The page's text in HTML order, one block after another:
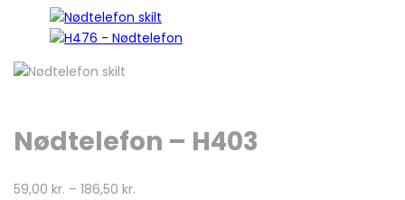
Nødtelefon – H403
59,00 kr. – 186,50 kr.